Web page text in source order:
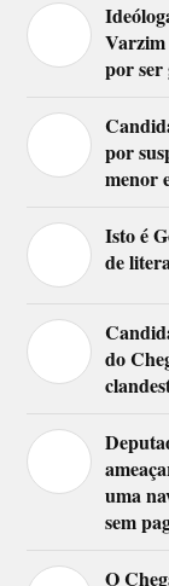
Varzim
por ser
por
menor
Isto é
de
do
uma
sem
O